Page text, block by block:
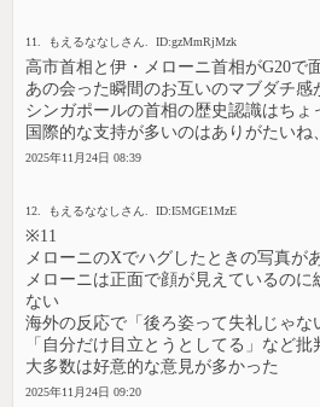
11. もえるななしさん. ID:gzMmRjMzk
高市首相と伊・メローニ首相がG20で
あの会った瞬間のお互いのマブダチ感
シンガポールの首相の歴史認識はちょ
国際的な支持が多いのはありがたいね
2025年11月24日 08:39
12. もえるななしさん. ID:I5MGE1MzE
※11
メローニのXでハグしたときの写真が
メローニは正面で顔が見えているのに
ない
海外の反応で「後ろ姿って失礼じゃな
「自分だけ目立とうとしてる」など
大多数は好意的な意見が多かった
2025年11月24日 09:20